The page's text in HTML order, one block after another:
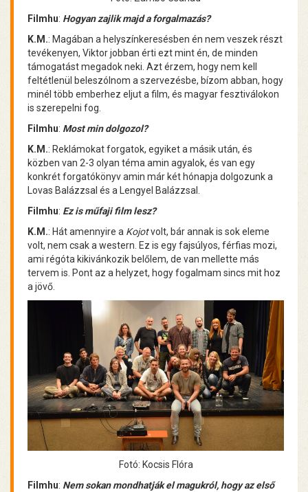
Filmhu: Hogyan zajlik majd a forgalmazás?
K.M.: Magában a helyszínkeresésben én nem veszek részt
tevékenyen, Viktor jobban érti ezt mint én, de minden
támogatást megadok neki. Azt érzem, hogy nem kell
feltétlenül beleszólnom a szervezésbe, bízom abban, hogy
minél több emberhez eljut a film, és magyar fesztiválokon
is szerepelni fog.
Filmhu: Most min dolgozol?
K.M.: Reklámokat forgatok, egyiket a másik után, és
közben van 2-3 olyan téma amin agyalok, és van egy
konkrét forgatókönyv amin már két hónapja dolgozunk a
Lovas Balázzsal és a Lengyel Balázzsal.
Filmhu: Ez is műfaji film lesz?
K.M.: Hát amennyire a Kojotvolt, bár annak is sok eleme
volt, nem csak a western. Ez is egy fajsúlyos, férfias mozi,
ami régóta kikivánkozik belőlem, de van mellette más
tervem is. Pont az a helyzet, hogy fogalmam sincs mit hoz
a jövő.
Fotó: Kocsis Flóra
Filmhu: Nem sokan mondhatják el magukról, hogy az első